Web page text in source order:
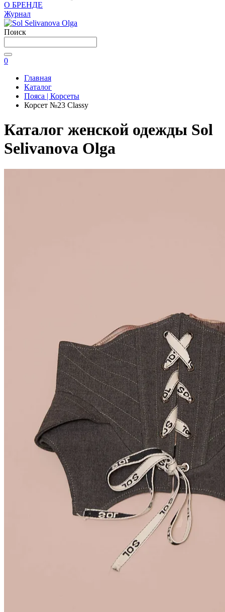
О БРЕНДЕ
Журнал
Поиск
0
Главная
Каталог
Пояса | Корсеты
Корсет №23 Classy
Каталог женской одежды Sol
Selivanova Olga